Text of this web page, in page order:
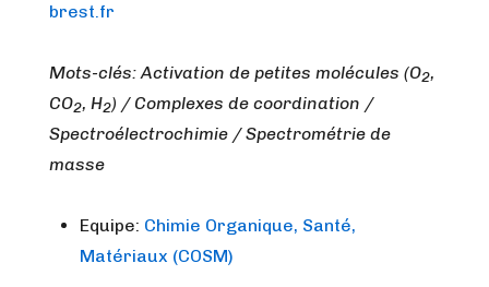
brest.fr
Mots-clés: Activation de petites molécules (O2,
CO2, H2) / Complexes de coordination /
Spectroélectrochimie / Spectrométrie de
masse
Equipe: Chimie Organique, Santé,
Matériaux (COSM)